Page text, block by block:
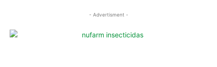
- Advertisment -